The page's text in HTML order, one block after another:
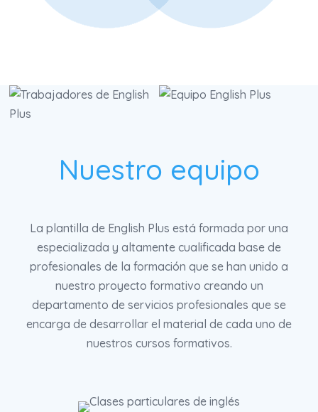
Nuestro equipo
La plantilla de English Plus está formada por una
especializada y altamente cualificada base de
profesionales de la formación que se han unido a
nuestro proyecto formativo creando un
departamento de servicios profesionales que se
encarga de desarrollar el material de cada uno de
nuestros cursos formativos.